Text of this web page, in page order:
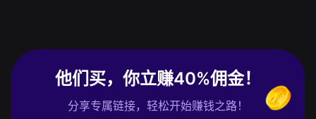
他们买，你立赚40%佣金！
分享专属链接，轻松开始赚钱之路！